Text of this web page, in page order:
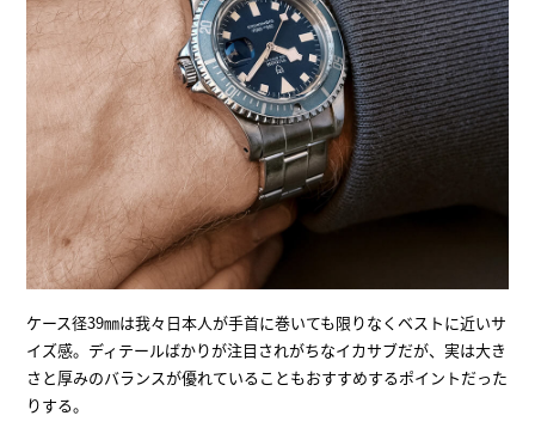
ケース径39㎜は我々日本人が手首に巻いても限りなくベストに近いサ
イズ感。ディテールばかりが注目されがちなイカサブだが、実は大き
さと厚みのバランスが優れていることもおすすめするポイントだった
りする。